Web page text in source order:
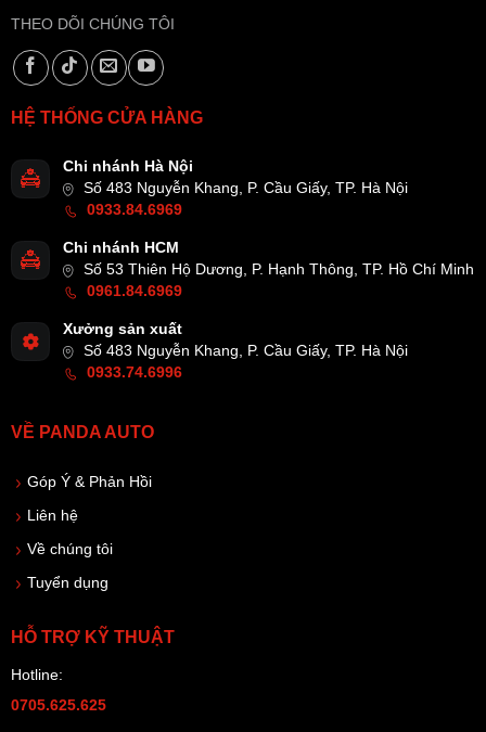
THEO DÕI CHÚNG TÔI
HỆ THỐNG CỬA HÀNG
Chi nhánh Hà Nội
Số 483 Nguyễn Khang, P. Cầu Giấy, TP. Hà Nội
0933.84.6969
Chi nhánh HCM
Số 53 Thiên Hộ Dương, P. Hạnh Thông, TP. Hồ Chí Minh
0961.84.6969
Xưởng sản xuất
Số 483 Nguyễn Khang, P. Cầu Giấy, TP. Hà Nội
0933.74.6996
VỀ PANDA AUTO
Góp Ý & Phản Hồi
Liên hệ
Về chúng tôi
Tuyển dụng
HỖ TRỢ KỸ THUẬT
Hotline:
0705.625.625